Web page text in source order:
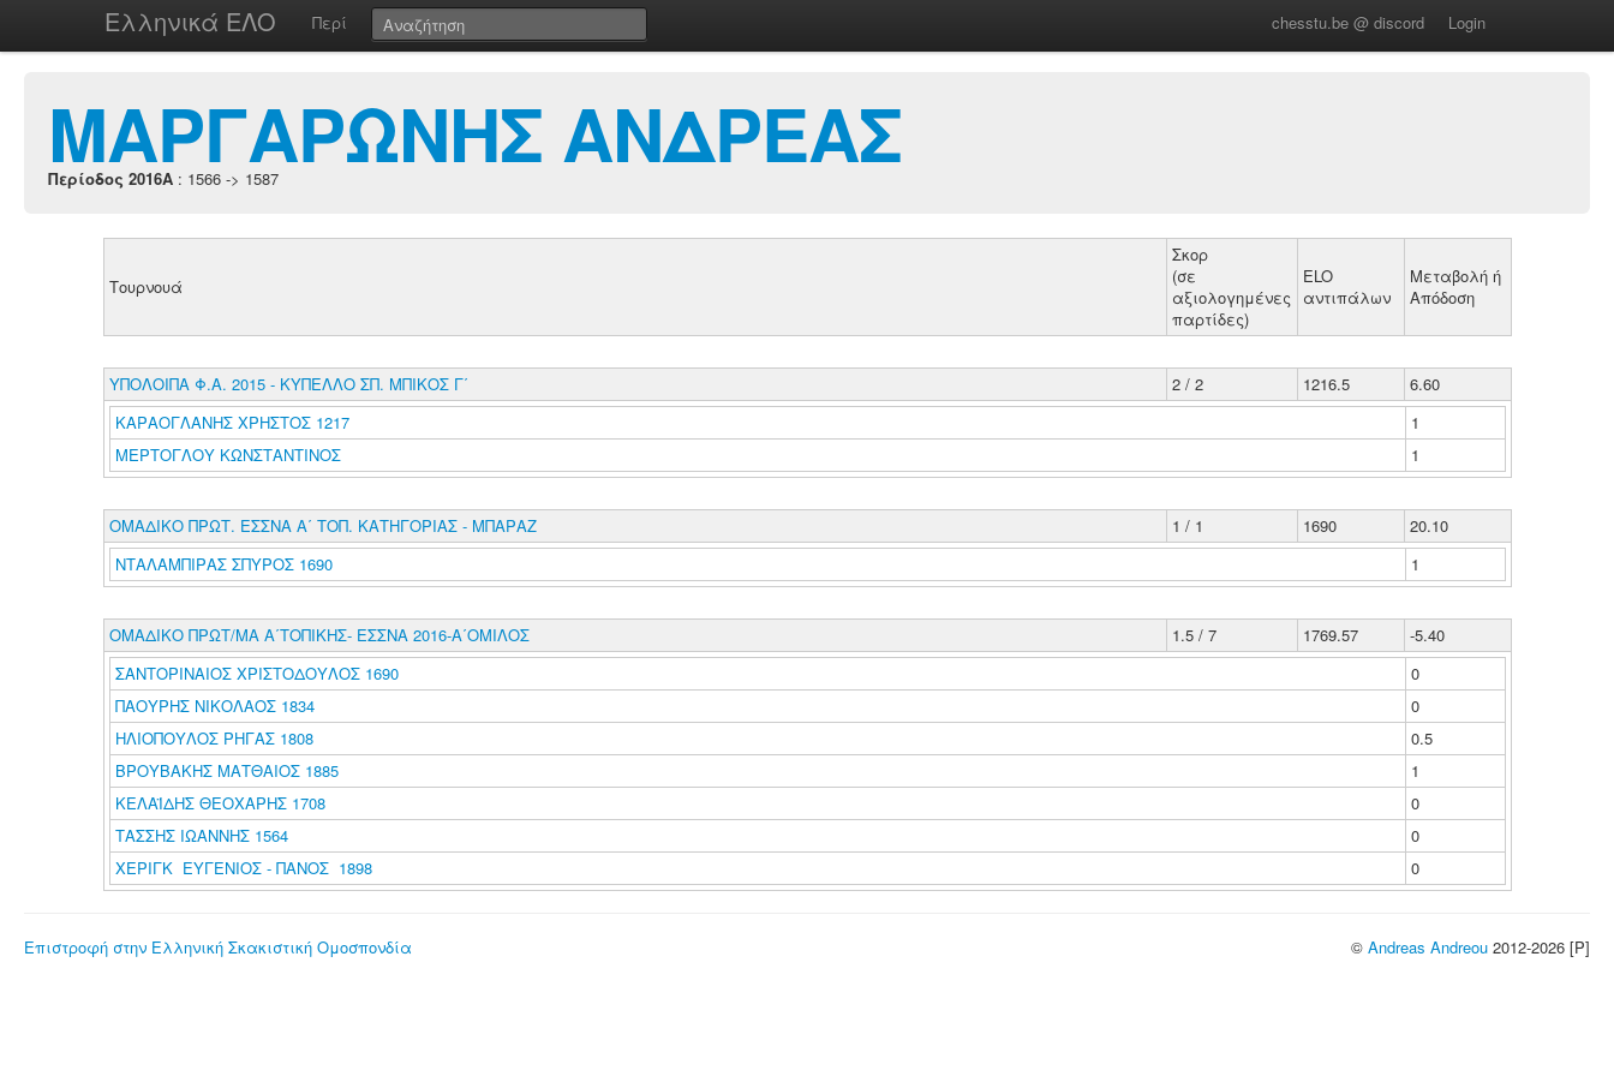
Ελληνικά ΕΛΟ Περί chesstu.be @ discord Login
ΜΑΡΓΑΡΩΝΗΣ ΑΝΔΡΕΑΣ
Περίοδος 2016A : 1566 -> 1587
Τουρνουά
Σκορ
(σε
αξιολογημένες
παρτίδες)
ELO
αντιπάλων
Μεταβολή ή
Απόδοση
ΥΠΟΛΟΙΠΑ Φ.Α. 2015 - ΚΥΠΕΛΛΟ ΣΠ. ΜΠΙΚΟΣ Γ΄ 2 / 2 1216.5
6.60
ΚΑΡΑΟΓΛΑΝΗΣ ΧΡΗΣΤΟΣ 1217
1
ΜΕΡΤΟΓΛΟΥ ΚΩΝΣΤΑΝΤΙΝΟΣ
1
ΟΜΑΔΙΚΟ ΠΡΩΤ. ΕΣΣΝΑ Α΄ ΤΟΠ. ΚΑΤΗΓΟΡΙΑΣ - ΜΠΑΡΑΖ 1 / 1 1690
20.10
ΝΤΑΛΑΜΠΙΡΑΣ ΣΠΥΡΟΣ 1690
1
ΟΜΑΔΙΚΟ ΠΡΩΤ/ΜΑ Α΄ΤΟΠΙΚΗΣ- ΕΣΣΝΑ 2016-Α΄ΟΜΙΛΟΣ 1.5 / 7 1769.57
-5.40
ΣΑΝΤΟΡΙΝΑΙΟΣ ΧΡΙΣΤΟΔΟΥΛΟΣ 1690
0
ΠΑΟΥΡΗΣ ΝΙΚΟΛΑΟΣ 1834
0
ΗΛΙΟΠΟΥΛΟΣ ΡΗΓΑΣ 1808
0.5
ΒΡΟΥΒΑΚΗΣ ΜΑΤΘΑΙΟΣ 1885
1
ΚΕΛΑΪΔΗΣ ΘΕΟΧΑΡΗΣ 1708
0
ΤΑΣΣΗΣ ΙΩΑΝΝΗΣ 1564
0
ΧΕΡΙΓΚ ΕΥΓΕΝΙΟΣ - ΠΑΝΟΣ 1898
0
Επιστροφή στην Ελληνική Σκακιστική Ομοσπονδία © Andreas Andreou 2012-2026 [P]